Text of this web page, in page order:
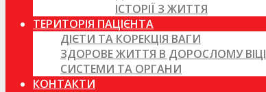
ІСТОРІЇ З ЖИТТЯ
ТЕРИТОРІЯ ПАЦІЄНТА
ДІЄТИ ТА КОРЕКЦІЯ ВАГИ
ЗДОРОВЕ ЖИТТЯ В ДОРОСЛОМУ ВІЦІ
СИСТЕМИ ТА ОРГАНИ
КОНТАКТИ